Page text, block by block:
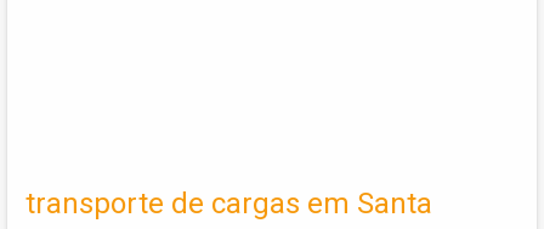
transporte de cargas em Santa